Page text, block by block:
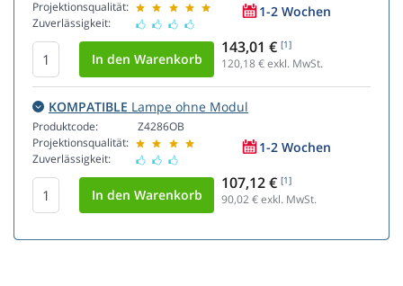
Projektionsqualität:
Zuverlässigkeit:
1-2 Wochen
143,01 € [1]
120,18€ exkl. MwSt.
KOMPATIBLE Lampe ohne Modul
Produktcode:
Projektionsqualität:
Zuverlässigkeit:
Z4286OB
1-2 Wochen
107,12 € [1]
90,02€ exkl. MwSt.